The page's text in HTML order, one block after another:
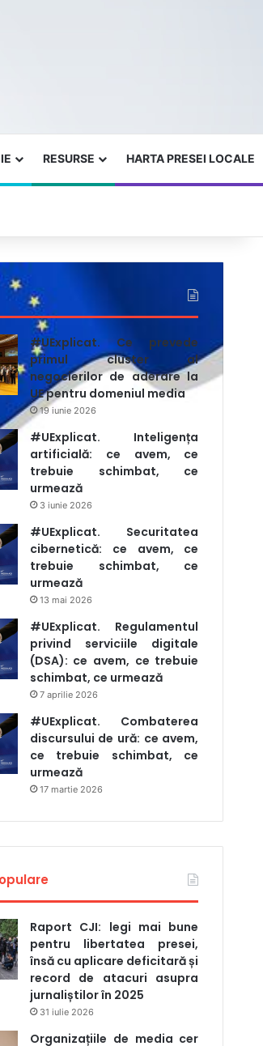
RESURSE HARTA PRESEI LOCALE
#UExplicat. Ce prevede
primul cluster al
negocierilor de aderare la
UE pentru domeniul media
19 iunie 2026
#UExplicat. Inteligența
artificială: ce avem, ce
trebuie schimbat, ce
urmează
3 iunie 2026
#UExplicat. Securitatea
cibernetică: ce avem, ce
trebuie schimbat, ce
urmează
13 mai 2026
#UExplicat. Regulamentul
privind serviciile digitale
(DSA): ce avem, ce trebuie
schimbat, ce urmează
7 aprilie 2026
#UExplicat. Combaterea
discursului de ură: ce avem,
ce trebuie schimbat, ce
urmează
17 martie 2026
Raport CJI: legi mai bune
pentru libertatea presei,
însă cu aplicare deficitară și
record de atacuri asupra
jurnaliștilor în 2025
31 iulie 2026
Organizațiile de media cer